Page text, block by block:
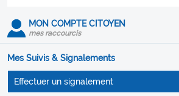
MON COMPTE CITOYEN
mes raccourcis
Mes Suivis & Signalements
Effectuer un signalement